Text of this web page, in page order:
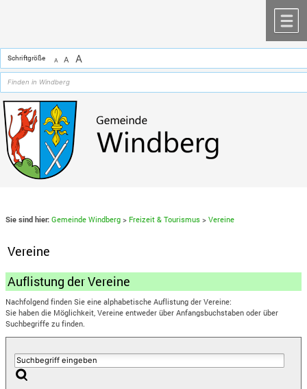
Schriftgröße A A A
Sie sind hier: Gemeinde Windberg > Freizeit & Tourismus >Vereine
Vereine
Auflistung der Vereine
Nachfolgend finden Sie eine alphabetische Auflistung der Vereine:
Sie haben die Möglichkeit, Vereine entweder über Anfangsbuchstaben oder über
Suchbegriffe zu finden.